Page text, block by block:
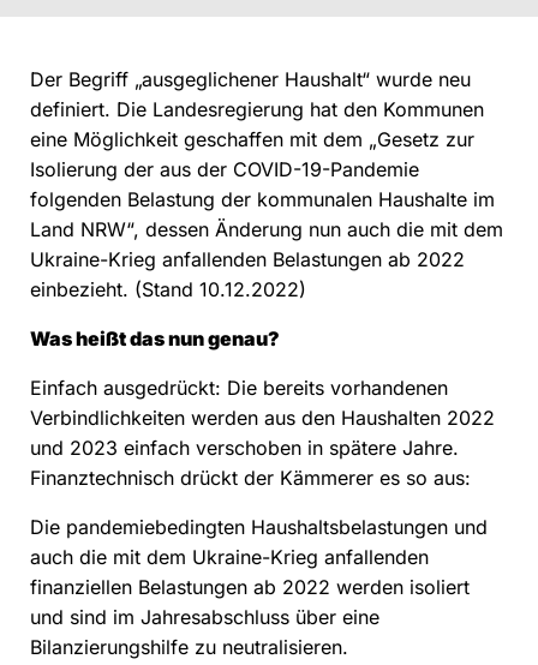
Der Begriff „ausgeglichener Haushalt“ wurde neu
definiert. Die Landesregierung hat den Kommunen
eine Möglichkeit geschaffen mit dem „Gesetz zur
Isolierung der aus der COVID-19-Pandemie
folgenden Belastung der kommunalen Haushalte im
Land NRW“, dessen Änderung nun auch die mit dem
Ukraine-Krieg anfallenden Belastungen ab 2022
einbezieht. (Stand 10.12.2022)
Was heißt das nun genau?
Einfach ausgedrückt: Die bereits vorhandenen
Verbindlichkeiten werden aus den Haushalten 2022
und 2023 einfach verschoben in spätere Jahre.
Finanztechnisch drückt der Kämmerer es so aus:
Die pandemiebedingten Haushaltsbelastungen und
auch die mit dem Ukraine-Krieg anfallenden
finanziellen Belastungen ab 2022 werden isoliert
und sind im Jahresabschluss über eine
Bilanzierungshilfe zu neutralisieren.